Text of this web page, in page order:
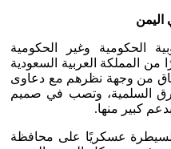
اليمن
الحكومية وغير الحكومية
من المملكة العربية السعودية
من وجهة نظرهم مع دعاوى
السلمية، وتصب في صميم
كبير منها.
السيطرة عسكريًا على محافظة